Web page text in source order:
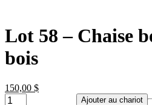
Lot 58 – Chaise
bois
150,00 $
Lot
Ajouter au chariot